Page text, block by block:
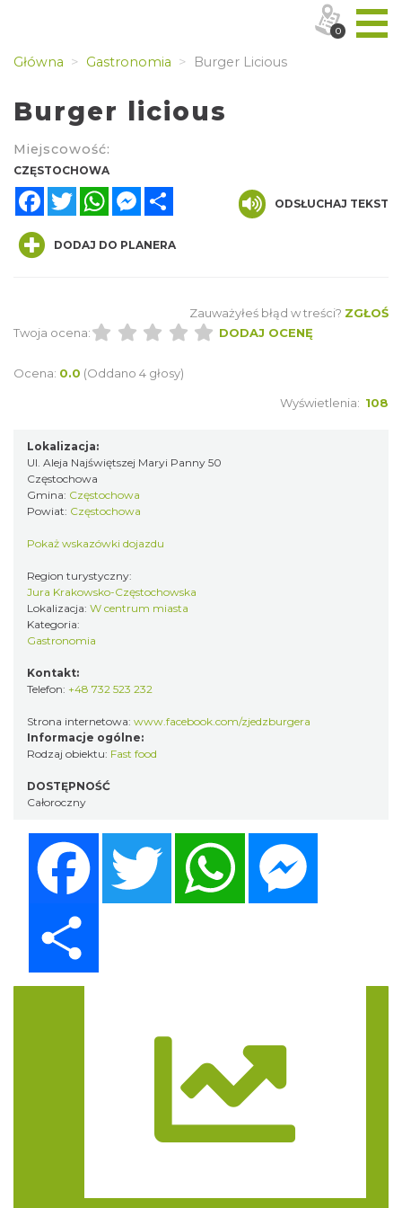
Główna Gastronomia Burger Licious
Burger licious
Miejscowość:
CZĘSTOCHOWA
FacebookTwitterWhatsAppMessenger
ODSŁUCHAJ TEKST
DODAJ DO PLANERA
Zauważyłeś błąd w treści? ZGŁOŚ
Twoja ocena:
DODAJ OCENĘ
Ocena: 0.0 (Oddano 4 głosy)
Wyświetlenia: 108
Lokalizacja:
Ul. Aleja Najświętszej Maryi Panny 50
Częstochowa
Gmina: Częstochowa
Powiat: Częstochowa
Pokaż wskazówki dojazdu
Region turystyczny:
Jura Krakowsko-Częstochowska
Lokalizacja: W centrum miasta
Kategoria:
Gastronomia
Kontakt:
Telefon: +48 732 523 232
Strona internetowa: www.facebook.com/zjedzburgera
Informacje ogólne:
Rodzaj obiektu: Fast food
DOSTĘPNOŚĆ
Całoroczny
Twitter WhatsApp
0